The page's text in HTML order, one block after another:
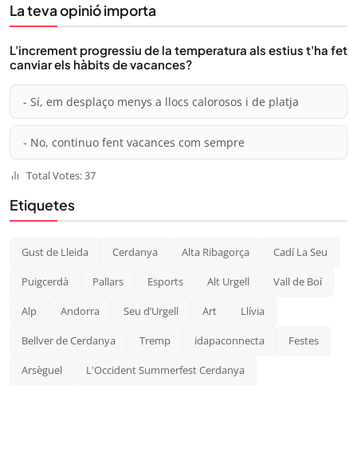
La teva opinió importa
L'increment progressiu de la temperatura als estius t'ha fet
canviar els hàbits de vacances?
- Sí, em desplaço menys a llocs calorosos i de platja
- No, continuo fent vacances com sempre
Total Votes: 37
Etiquetes
Gust de Lleida Cerdanya Alta Ribagorça Cadí La Seu
Puigcerdà Pallars Esports Alt Urgell Vall de Boí
Alp Andorra Seu d’Urgell Art Llívia
Bellver de Cerdanya Tremp idapaconnecta Festes
Arsèguel L'Occident Summerfest Cerdanya